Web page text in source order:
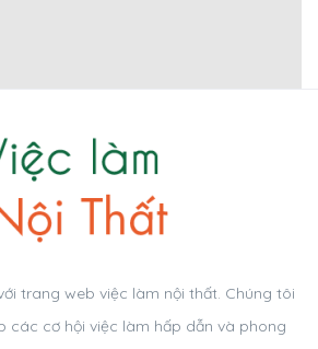
trang web việc làm nội thất. Chúng tôi
các cơ hội việc làm hấp dẫn và phong